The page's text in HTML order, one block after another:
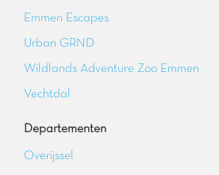
Emmen Escapes
Urban GRND
Wildlands Adventure Zoo Emmen
Vechtdal
Departementen
Overijssel